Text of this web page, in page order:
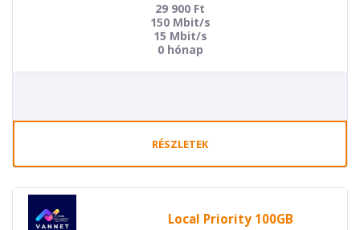
29 900 Ft
150 Mbit/s
15 Mbit/s
0 hónap
RÉSZLETEK
Local Priority 100GB